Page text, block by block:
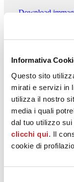
Informativa
Questo sito
mirati e servizi in
utilizza il nostro
media i quali
dal tuo utilizzo
clicchi qui. Il
cookie di
Download
FABRICA DI ROMA,
Tel. 0761 56701
[email protected]
www.ceramicacielo.it